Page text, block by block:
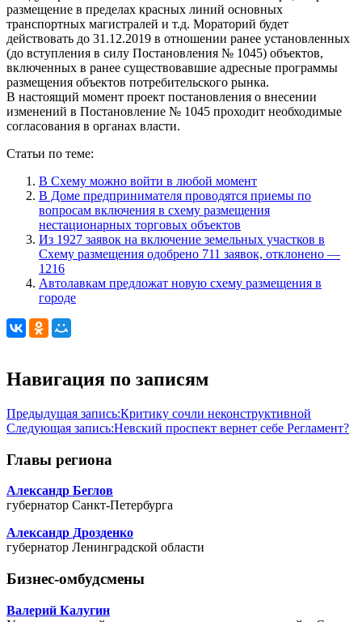
размещение в пределах красных линий основных
транспортных магистралей и т.д. Мораторий будет
действовать до 31.12.2019 в отношении ранее установленных
(до вступления в силу Постановления № 1045) объектов,
включенных в ранее существовавшие адресные программы
размещения объектов потребительского рынка.
В настоящий момент проект постановления о внесении
изменений в Постановление № 1045 проходит необходимые
согласования в органах власти.
Статьи по теме:
В Схему можно войти в любой момент
В Доме предпринимателя проводятся приемы по
вопросам включения в схему размещения
нестационарных торговых объектов
Из 1927 заявок на включение земельных участков в
Схему размещения одобрено 711 заявок, отклонено —
1216
Автолавкам предложат новую схему размещения в
городе
Навигация по записям
Предыдущая запись:Критику сочли неконструктивной
Следующая запись:Невский проспект вернет себе Регламент?
Главы региона
Александр Беглов
губернатор Санкт-Петербурга
Александр Дрозденко
губернатор Ленинградской области
Бизнес-омбудсмены
Валерий Калугин